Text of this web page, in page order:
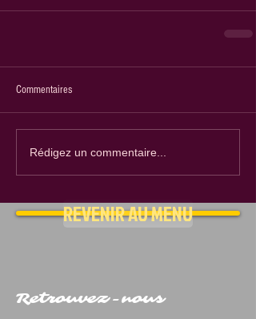
Commentaires
Rédigez un commentaire...
REVENIR AU MENU
Retrouvez-nous